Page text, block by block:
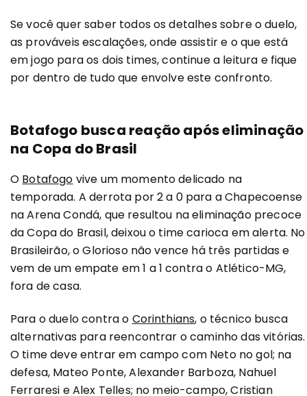
Se você quer saber todos os detalhes sobre o duelo,
as prováveis escalações, onde assistir e o que está
em jogo para os dois times, continue a leitura e fique
por dentro de tudo que envolve este confronto.
Botafogo busca reação após eliminação
na Copa do Brasil
O Botafogo vive um momento delicado na
temporada. A derrota por 2 a 0 para a Chapecoense
na Arena Condá, que resultou na eliminação precoce
da Copa do Brasil, deixou o time carioca em alerta. No
Brasileirão, o Glorioso não vence há três partidas e
vem de um empate em 1 a 1 contra o Atlético-MG,
fora de casa.
Para o duelo contra o Corinthians, o técnico busca
alternativas para reencontrar o caminho das vitórias.
O time deve entrar em campo com Neto no gol; na
defesa, Mateo Ponte, Alexander Barboza, Nahuel
Ferraresi e Alex Telles; no meio-campo, Cristian